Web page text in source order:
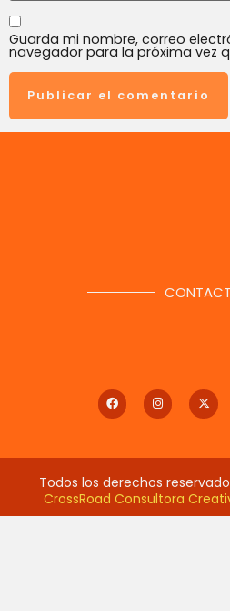
Guarda mi nombre, correo
navegador para la próxima vez
Todos los derechos
CrossRoad Consultora